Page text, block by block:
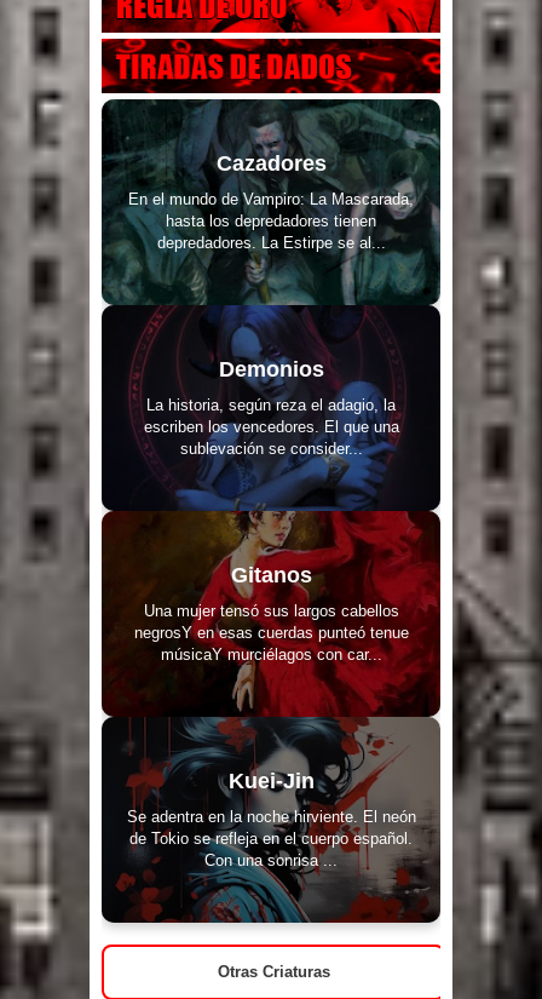
Cazadores
En el mundo de Vampiro: La Mascarada,
hasta los depredadores tienen
depredadores. La Estirpe se al...
Demonios
La historia, según reza el adagio, la
escriben los vencedores. El que una
sublevación se consider...
Gitanos
Una mujer tensó sus largos cabellos
negrosY en esas cuerdas punteó tenue
músicaY murciélagos con car...
Kuei-Jin
Se adentra en la noche hirviente. El neón
de Tokio se refleja en el cuerpo español.
Con una sonrisa ...
Otras Criaturas